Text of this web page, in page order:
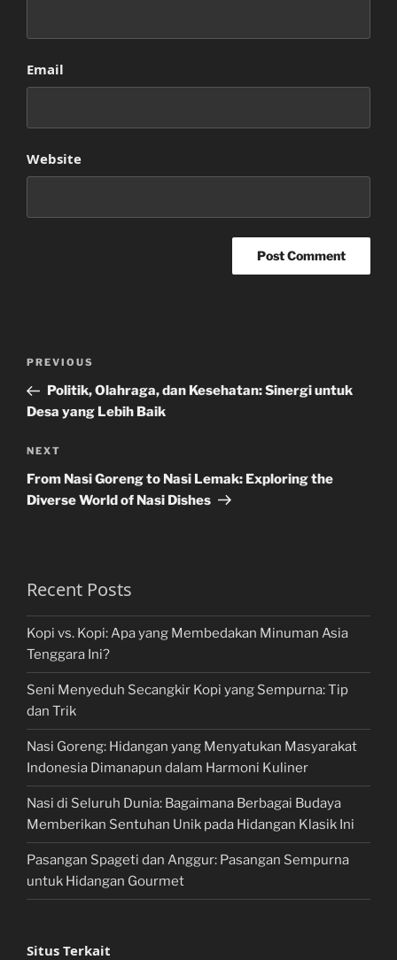
Email
Website
Previous
Post
PREVIOUS
Politik, Olahraga, dan Kesehatan: Sinergi untuk
Desa yang Lebih Baik
Next
Post
NEXT
From Nasi Goreng to Nasi Lemak: Exploring the
Diverse World of Nasi Dishes
Recent Posts
Kopi vs. Kopi: Apa yang Membedakan Minuman Asia
Tenggara Ini?
Seni Menyeduh Secangkir Kopi yang Sempurna: Tip
dan Trik
Nasi Goreng: Hidangan yang Menyatukan Masyarakat
Indonesia Dimanapun dalam Harmoni Kuliner
Nasi di Seluruh Dunia: Bagaimana Berbagai Budaya
Memberikan Sentuhan Unik pada Hidangan Klasik Ini
Pasangan Spageti dan Anggur: Pasangan Sempurna
untuk Hidangan Gourmet
Situs Terkait